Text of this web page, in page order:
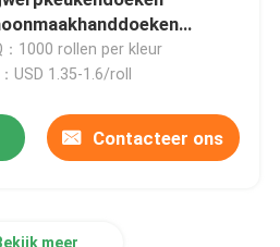
：1000 rollen per kleur
USD 1.35-1.6/roll
Contacteer ons
meer